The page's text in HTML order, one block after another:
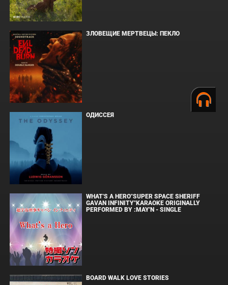
ЗЛОВЕЩИЕ МЕРТВЕЦЫ: ПЕКЛО
ОДИССЕЯ
WHAT'S A HERO"SUPER SPACE SHERIFF
GAVAN INFINITY"KARAOKE ORIGINALLY
PERFORMED BY :MAY'N - SINGLE
BOARD WALK LOVE STORIES